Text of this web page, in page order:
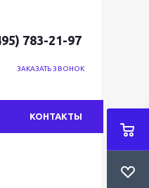
783-21-97
ЗАКАЗАТЬ ЗВОНОК
КОНТАКТЫ